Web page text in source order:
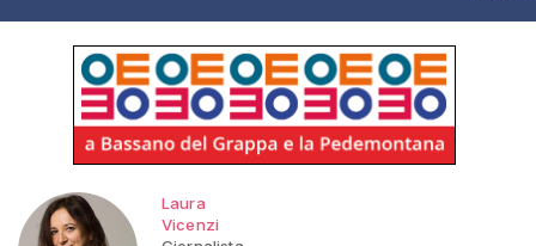
Laura
Vicenzi